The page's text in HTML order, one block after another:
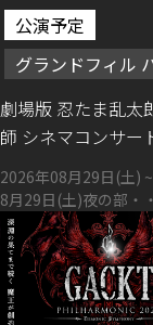
公演予定
グランドフィル
劇場版 忍たま乱太
師 シネマコンサー
2026年08月29日(土)
8月29日(土)夜の部・
30日(日)昼の部・・
部・・・開場17:00
念講堂（東京都世田谷区
の開場、開演時間は
あらかじめご了承く